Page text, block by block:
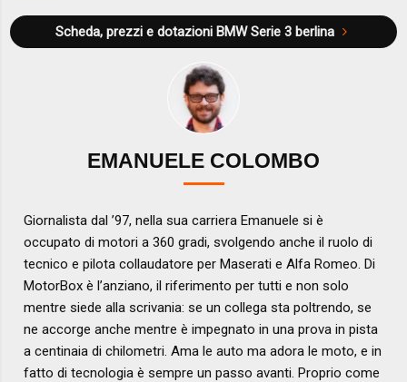
Scheda, prezzi e dotazioni BMW Serie 3 berlina
EMANUELE COLOMBO
Giornalista dal ’97, nella sua carriera Emanuele si è
occupato di motori a 360 gradi, svolgendo anche il ruolo di
tecnico e pilota collaudatore per Maserati e Alfa Romeo. Di
MotorBox è l’anziano, il riferimento per tutti e non solo
mentre siede alla scrivania: se un collega sta poltrendo, se
ne accorge anche mentre è impegnato in una prova in pista
a centinaia di chilometri. Ama le auto ma adora le moto, e in
fatto di tecnologia è sempre un passo avanti. Proprio come